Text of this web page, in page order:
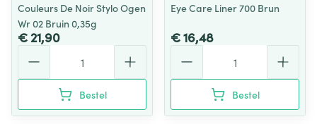
Couleurs De Noir Stylo Ogen
Wr 02 Bruin 0,35g
€ 21,90
Bestel
Eye Care Liner 700 Brun
€ 16,48
Bestel